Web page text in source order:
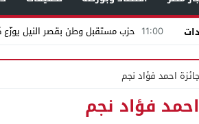
11:00 حزب مستقبل وطن بقصر النيل يوزّع
12:47مستندات قطرية تكشف استمرار
21:40 مواطن كويتي يقع ضحية عملية
16:20من عامل بناء إلى إمبراطور
جائزة احمد فؤاد نجم
فؤاد نجم